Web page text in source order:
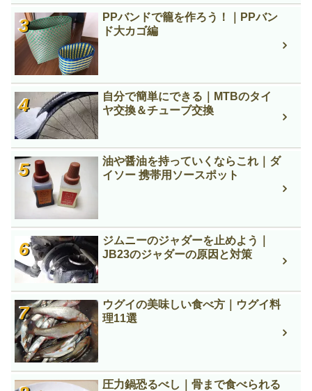
PPバンドで籠を作ろう！｜PPバン
ド大カゴ編
自分で簡単にできる｜MTBのタイ
ヤ交換＆チューブ交換
油や醤油を持っていくならこれ｜ダ
イソー 携帯用ソースポット
ジムニーのジャダーを止めよう｜
JB23のジャダーの原因と対策
ウグイの美味しい食べ方｜ウグイ料
理11選
圧力鍋恐るべし｜骨まで食べられる